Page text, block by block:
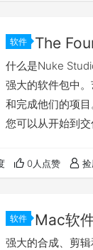
软件
什么是Nuke
强大的软件包中
和完成他们的项
您可以从开始到
以轻松创建和渲
线，Nuke Studio
0人点赞
软件
强大的合成、剪